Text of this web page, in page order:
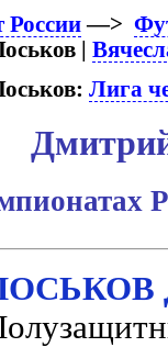
России—>
|
Лига